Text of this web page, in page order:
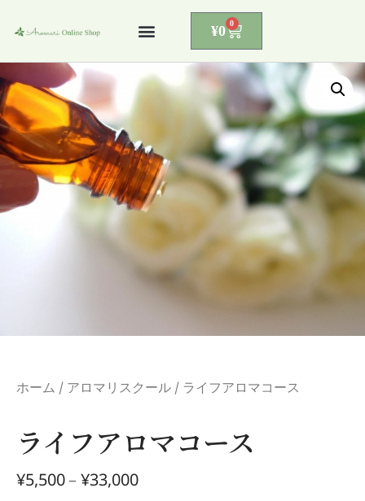
ン
テ
ン
ツ
へ
ス
ッ
¥0 0
ホーム / アロマリスクール / ライフアロマコース
ライフアロマコース
¥5,500–¥33,000